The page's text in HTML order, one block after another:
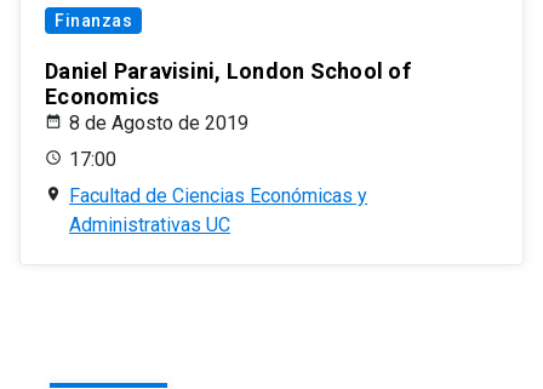
Finanzas
Daniel Paravisini, London School of
Economics
8 de Agosto de 2019
17:00
Facultad de Ciencias Económicas y
Administrativas UC